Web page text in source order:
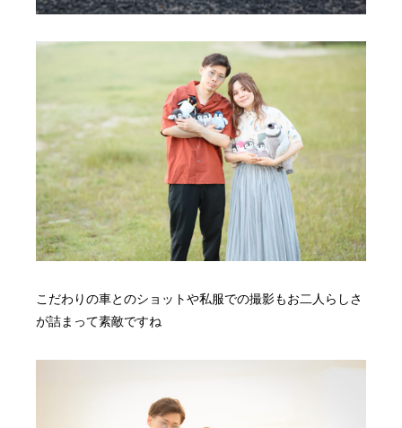
こだわりの車とのショットや私服での撮影もお二人らしさ
が詰まって素敵ですね